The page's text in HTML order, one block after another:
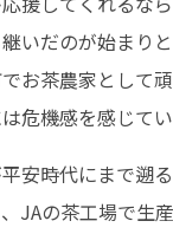
いだのが始まり
お茶農家として
危機感を感じてい
安時代にまで遡
JAの茶工場で生